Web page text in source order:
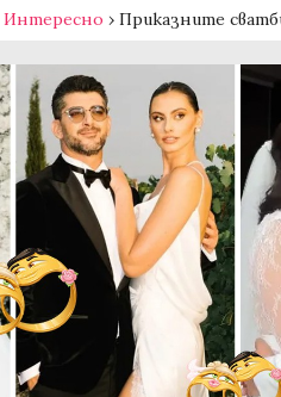
Интересно › Приказните